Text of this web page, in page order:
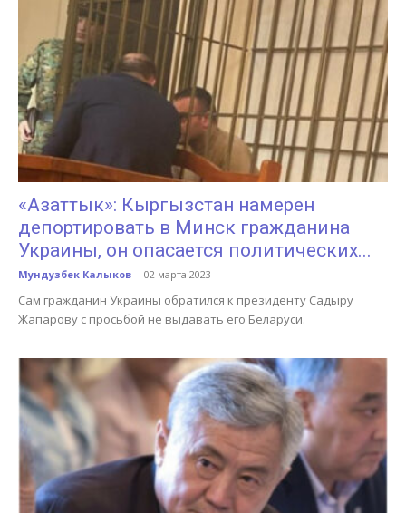
«Азаттык»: Кыргызстан намерен
депортировать в Минск гражданина
Украины, он опасается политических...
Мундузбек Калыков - 02 марта 2023
Сам гражданин Украины обратился к президенту Садыру
Жапарову с просьбой не выдавать его Беларуси.